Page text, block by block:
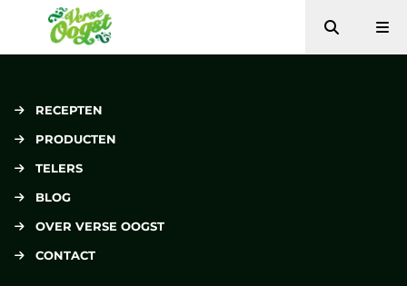
Verse Oogst
Zoeken
RECEPTEN
PRODUCTEN
TELERS
BLOG
OVER VERSE OOGST
CONTACT